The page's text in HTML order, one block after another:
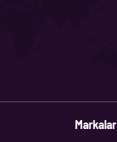
Markalar